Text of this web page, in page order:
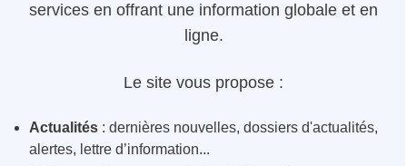
services en offrant une information globale et en
ligne.
Le site vous propose :
Actualités : dernières nouvelles, dossiers d'actualités,
alertes, lettre d’information...